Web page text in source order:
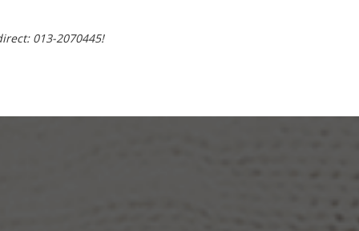
013-2070445!